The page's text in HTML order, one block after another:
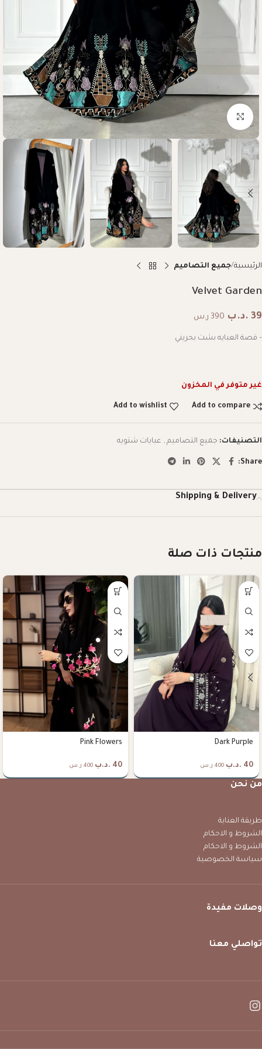
Click to enlarge
الرئيسية جميع التصاميم
Velvet Garden
39 .د.ب 390 ر.س
– قصة العبايه بشت بحريني
غير متوفر في المخزون
Add to compare
Add to wishlist
التصنيفات: جميع التصاميم , عبايات شتويه
Share:
Shipping & Delivery
منتجات ذات صلة
Dark Purple
40 .د.ب 400 ر.س
Pink Flowers
40 .د.ب 400 ر.س
من نحن
طريقة العناية
الشروط و الاحكام
الشروط و الاحكام
سياسة الخصوصية
وصلات مفيدة
تواصلي معنا